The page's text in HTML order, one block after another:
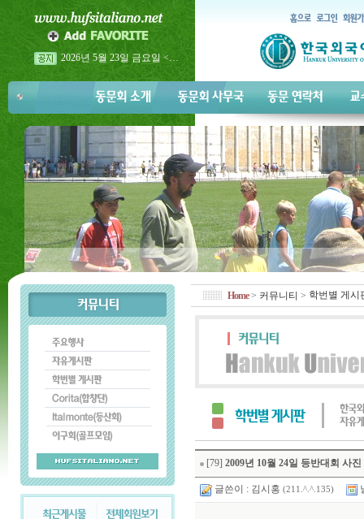
2026년 이탈리아어과 홈…
2026년 5월 23일 금요일 <…
2026년 이탈리아어과 홈…
Home> 커뮤니티 > 학번별 게시
[79] 2009년 10월 24일 등반대회 사진
글쓴이 : 김시홍 (211.^.^.135)